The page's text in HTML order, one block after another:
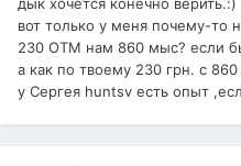
дык хочется конечно верить.:)
вот только у меня почему-то
230 ОТМ нам 860 мыс? если
а как по твоему 230 грн. с
у Сергея huntsv есть опыт